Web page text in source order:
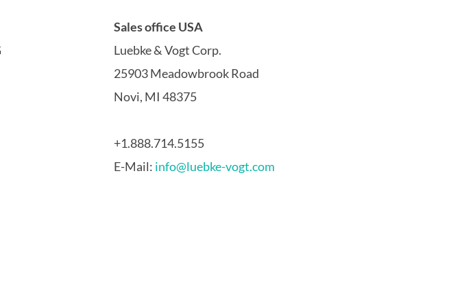
Sales office USA
Luebke & Vogt Corp.
25903 Meadowbrook Road
Novi, MI 48375
+1.888.714.5155
E-Mail: info@luebke-vogt.com